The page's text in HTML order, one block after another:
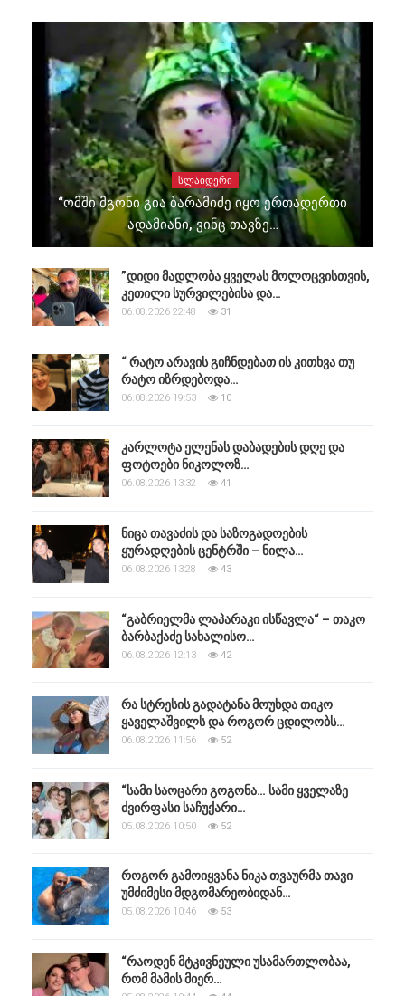
ᲡᲚᲐᲘᲓᲔᲠᲘ
“ომში Მგონი Გია Ბარამიძე Იყო Ერთადერთი
Ადამიანი, Ვინც Თავზე…
”დიდი მადლობა ყველას მოლოცვისთვის,
კეთილი სურვილებისა და…
06.08.2026 22:48 31
“ რატო არავის გიჩნდებათ ის კითხვა თუ
რატო იზრდებოდა…
06.08.2026 19:53 10
კარლოტა ელენას დაბადების დღე და
ფოტოები ნიკოლოზ…
06.08.2026 13:32 41
ნიცა თავაძის და საზოგადოების
ყურადღების ცენტრში – ნილა…
06.08.2026 13:28 43
“გაბრიელმა ლაპარაკი ისწავლა“ – თაკო
ბარბაქაძე სახალისო…
06.08.2026 12:13 42
რა სტრესის გადატანა მოუხდა თიკო
ყაველაშვილს და როგორ ცდილობს…
06.08.2026 11:56 52
“სამი საოცარი გოგონა… სამი ყველაზე
ძვირფასი საჩუქარი…
05.08.2026 10:50 52
როგორ გამოიყვანა ნიკა თვაურმა თავი
უმძიმესი მდგომარეობიდან…
05.08.2026 10:46 53
“რაოდენ მტკივნეული უსამართლობაა,
რომ მამის მიერ…